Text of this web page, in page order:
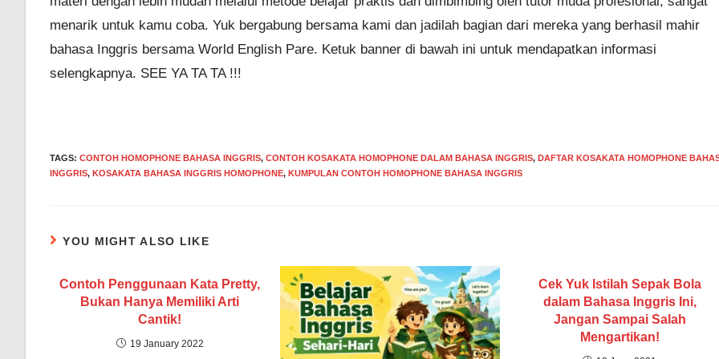
menarik untuk kamu coba. Yuk bergabung bersama kami dan jadilah bagian dari mereka yang berhasil mahir
bahasa Inggris bersama World English Pare. Ketuk banner di bawah ini untuk mendapatkan informasi
selengkapnya. SEE YA TA TA !!!
TAGS: CONTOH HOMOPHONE BAHASA INGGRIS, CONTOH KOSAKATA HOMOPHONE DALAM BAHASA INGGRIS, DAFTAR KOSAKATA HOMOPHONE
INGGRIS, KOSAKATA BAHASA INGGRIS HOMOPHONE, KUMPULAN CONTOH HOMOPHONE BAHASA INGGRIS
YOU MIGHT ALSO LIKE
Contoh Penggunaan Kata Pretty,
Bukan Hanya Memiliki Arti
Cantik!
19 January 2022
Cek Yuk Istilah Sepak Bola
dalam Bahasa Inggris Ini,
Jangan Sampai Salah
Mengartikan!